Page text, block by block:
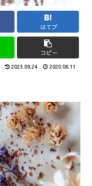
はてブ
コピー
2023.09.24 2020.06.11